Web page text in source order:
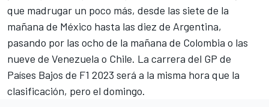
que madrugar un poco más, desde las siete de la
mañana de México hasta las diez de Argentina,
pasando por las ocho de la mañana de Colombia o las
nueve de Venezuela o Chile. La carrera del GP de
Países Bajos de F1 2023 será a la misma hora que la
clasificación, pero el domingo.